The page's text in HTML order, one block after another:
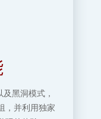
黑洞模式，
，并利用独家